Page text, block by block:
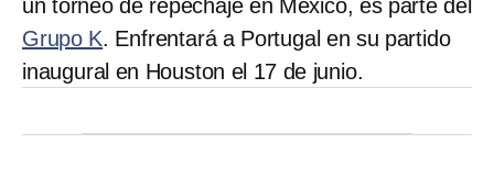
un torneo de repechaje en México, es parte del
Grupo K. Enfrentará a Portugal en su partido
inaugural en Houston el 17 de junio.